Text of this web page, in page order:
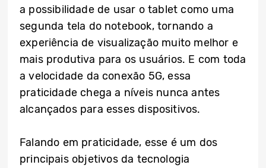
a possibilidade de usar o tablet como uma
segunda tela do notebook, tornando a
experiência de visualização muito melhor e
mais produtiva para os usuários. E com toda
a velocidade da conexão 5G, essa
praticidade chega a níveis nunca antes
alcançados para esses dispositivos.
Falando em praticidade, esse é um dos
principais objetivos da tecnologia